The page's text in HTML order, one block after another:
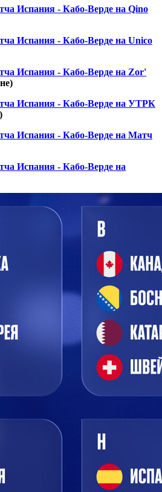
Испания - Кабо-Верде на Qino
Испания - Кабо-Верде на Unico
Испания - Кабо-Верде на Zor'
Испания - Кабо-Верде на УТРК
Испания - Кабо-Верде на Матч
Испания - Кабо-Верде на